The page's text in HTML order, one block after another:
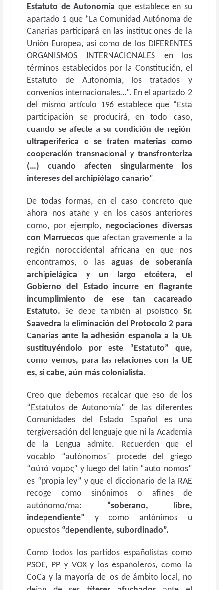
Estatuto de Autonomía que establece en su
apartado 1 que “La Comunidad Autónoma de
Canarias participará en las instituciones de la
Unión Europea, así como de los DIFERENTES
ORGANISMOS INTERNACIONALES en los
términos establecidos por la Constitución, el
Estatuto de Autonomía, los tratados y
convenios internacionales…”. En el apartado 2
del mismo artículo 196 establece que “Esta
participación se producirá, en todo caso,
cuando se afecte a su condición de región
ultraperiferica o se traten materias como
cooperación transnacional y transfronteriza
(…) cuando afecten singularmente los
intereses del archipiélago canario”.
De todas formas, en el caso concreto que
ahora nos atañe y en los casos anteriores
como, por ejemplo, negociaciones diversas
con Marruecosque afectan gravemente a la
región noroccidental africana en que nos
encontramos, o las aguas de soberanía
archipielágica y un largo etcétera, el
Gobierno del Estado incurre en flagrante
incumplimiento de ese tan cacareado
Estatuto. Se debe también al psoístico Sr.
Saavedra laeliminación del Protocolo 2 para
Canarias ante la adhesión española a la UE
sustituyéndolo por este “Estatuto” que,
como vemos, para las relaciones con la UE
es, si cabe, aún más colonialista.
Creo que debemos recalcar que eso de los
“Estatutos de Autonomía” de las diferentes
Comunidades del Estado Español es una
tergiversación del lenguaje que ni la Academia
de la Lengua admite. Recuerden que el
vocablo “autónomos” procede del griego
“αὐτό νομος” y luego del latín “auto nomos”
es “propia ley” y que el diccionario de la RAE
recoge como sinónimos o afines de
autónomo/ma: “soberano, libre,
independiente” y como antónimos u
opuestos “dependiente, subordinado”.
Como todos los partidos españolistas como
PSOE, PP y VOX y los españoleros, como la
CoCa y la mayoría de los de ámbito local, no